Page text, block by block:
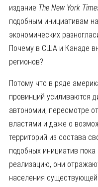
издание The New York
подобным инициативам
экономических
Почему в США и Канаде
регионов?
Потому что в ряде
провинций усиливаются
автономии, пересмотре
властями и даже о
территорий из состава
подобных инициатив
реализацию, они
населения